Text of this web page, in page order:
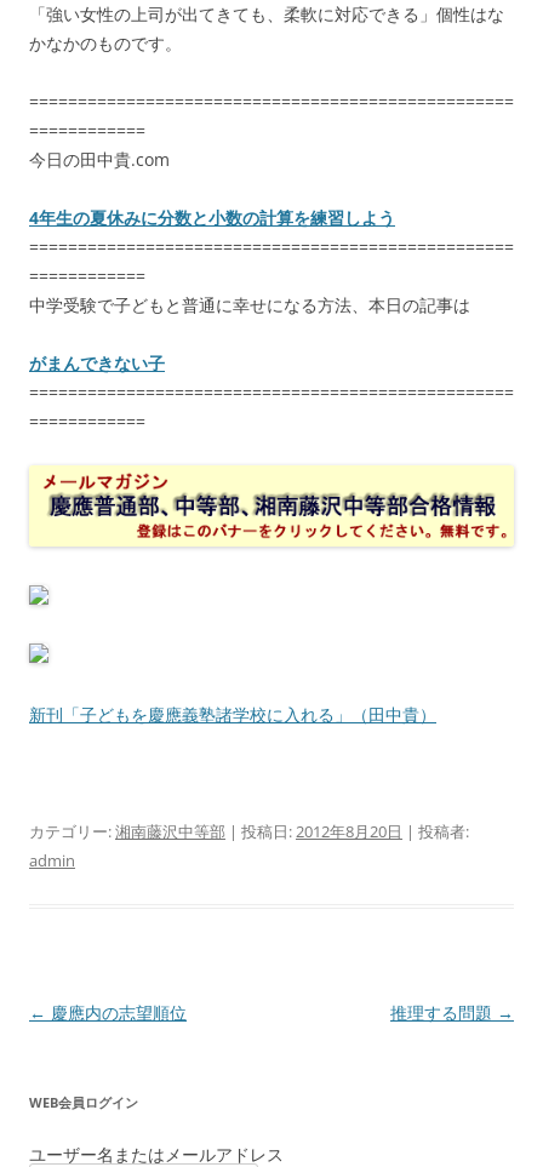
「強い女性の上司が出てきても、柔軟に対応できる」個性はな
かなかのものです。
==================================================
============
今日の田中貴.com
4年生の夏休みに分数と小数の計算を練習しよう
==================================================
============
中学受験で子どもと普通に幸せになる方法、本日の記事は
がまんできない子
==================================================
============
新刊「子どもを慶應義塾諸学校に入れる」（田中貴）
カテゴリー:湘南藤沢中等部 | 投稿日:2012年8月20日 | 投稿者:
admin
投
ビ
ゲ
← 慶應内の志望順位 推理する問題 →
WEB会員ログイン
ユーザー名またはメールアドレス